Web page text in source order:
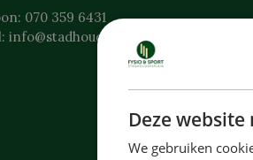
070 359 6431
info@stadhoudersplein.nl
Deze
We gebruiken